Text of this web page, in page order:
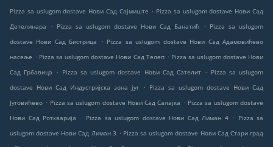
Pizza sa uslugom dostave Нови Сад Сајмиште . Pizza sa uslugom dostave Нови Сад
Детелинара
. Pizza sa uslugom dostave Нови Сад Банатић . Pizza sa uslugom
dostave Нови Сад Бистрица
. Pizza sa uslugom dostave Нови Сад Адамовићево
насеље . Pizza sa uslugom dostave Нови Сад Телеп . Pizza sa uslugom dostave Нови
Сад Грбавица
. Pizza sa uslugom dostave Нови Сад Сателит . Pizza sa uslugom
dostave Нови Сад Индустријска зона југ
. Pizza sa uslugom dostave Нови Сад
Југовићево . Pizza sa uslugom dostave Нови Сад Салајка . Pizza sa uslugom dostave
Нови Сад Роткварија
. Pizza sa uslugom dostave Нови Сад Лиман 4 . Pizza sa
uslugom dostave Нови Сад Лиман 3 . Pizza sa uslugom dostave Нови Сад Стари град